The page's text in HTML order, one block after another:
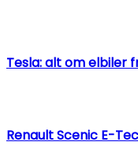
Tesla: alt om elbiler
Renault Scenic E-